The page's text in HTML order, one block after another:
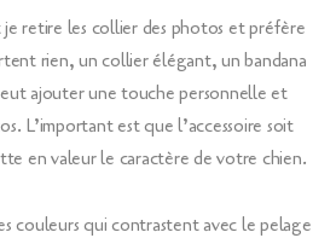
retire les collier des photos et préfère
rien, un collier élégant, un bandana
ajouter une touche personnelle et
L’important est que l’accessoire soit
en valeur le caractère de votre chien.
couleurs qui contrastent avec le pelage